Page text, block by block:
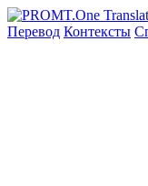
Перевод Контексты